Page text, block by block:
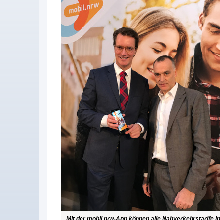
Mit der mobil.nrw-App können alle Nahverkehrstarife in